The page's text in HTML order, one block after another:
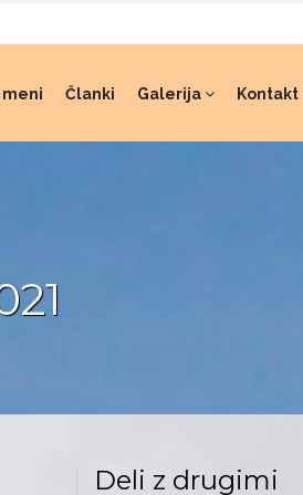
meni Članki Galerija Kontakt
Deli z drugimi